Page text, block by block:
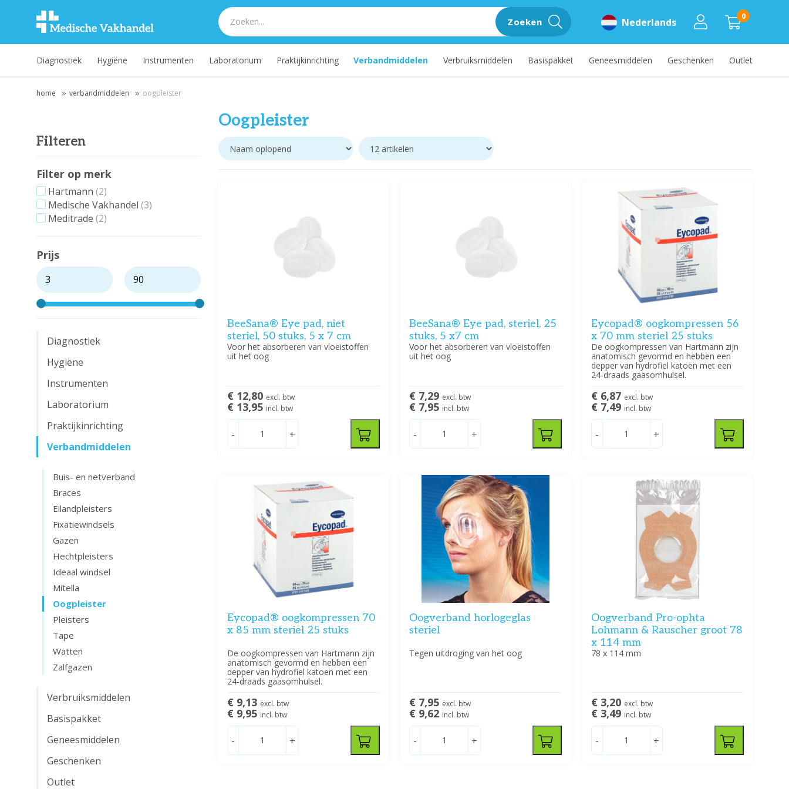
0
Nederlands
Zoeken
Diagnostiek Hygiëne Instrumenten Laboratorium Praktijkinrichting Verbandmiddelen Verbruiksmiddelen Basispakket Geneesmiddelen Geschenken Outlet
home verbandmiddelen oogpleister
Filteren
Filter op merk
Hartmann (2)
Medische Vakhandel (3)
Meditrade (2)
Prijs
Diagnostiek
Hygiëne
Instrumenten
Laboratorium
Praktijkinrichting
Verbandmiddelen
Buis- en netverband
Braces
Eilandpleisters
Fixatiewindsels
Gazen
Hechtpleisters
Ideaal windsel
Mitella
Oogpleister
Pleisters
Tape
Watten
Zalfgazen
Verbruiksmiddelen
Basispakket
Geneesmiddelen
Geschenken
Outlet
Oogpleister
BeeSana® Eye pad, niet
steriel, 50 stuks, 5 x 7 cm
Voor het absorberen van vloeistoffen
uit het oog
€ 12,80 excl. btw
€ 13,95 incl. btw
- +
BeeSana® Eye pad, steriel, 25
stuks, 5 x7 cm
Voor het absorberen van vloeistoffen
uit het oog
€ 7,29 excl. btw
€ 7,95 incl. btw
- +
Eycopad® oogkompressen 56
x 70 mm steriel 25 stuks
De oogkompressen van Hartmann zijn
anatomisch gevormd en hebben een
depper van hydrofiel katoen met een
24-draads gaasomhulsel.
€ 6,87 excl. btw
€ 7,49 incl. btw
- +
Eycopad® oogkompressen 70
x 85 mm steriel 25 stuks
De oogkompressen van Hartmann zijn
anatomisch gevormd en hebben een
depper van hydrofiel katoen met een
24-draads gaasomhulsel.
€ 9,13 excl. btw
€ 9,95 incl. btw
- +
Oogverband horlogeglas
steriel
Tegen uitdroging van het oog
€ 7,95 excl. btw
€ 9,62 incl. btw
- +
Oogverband Pro-ophta
Lohmann & Rauscher groot 78
x 114 mm
78 x 114 mm
€ 3,20 excl. btw
€ 3,49 incl. btw
- +